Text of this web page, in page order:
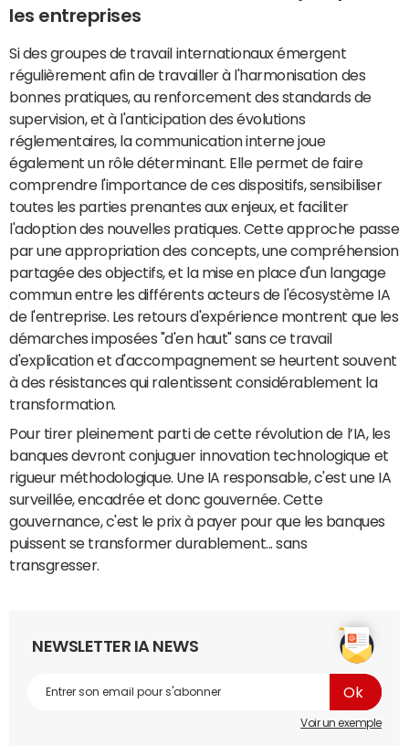
les entreprises
Si des groupes de travail internationaux émergent
régulièrement afin de travailler à l'harmonisation des
bonnes pratiques, au renforcement des standards de
supervision, et à l'anticipation des évolutions
réglementaires, la communication interne joue
également un rôle déterminant. Elle permet de faire
comprendre l'importance de ces dispositifs, sensibiliser
toutes les parties prenantes aux enjeux, et faciliter
l'adoption des nouvelles pratiques. Cette approche passe
par une appropriation des concepts, une compréhension
partagée des objectifs, et la mise en place d'un langage
commun entre les différents acteurs de l'écosystème IA
de l'entreprise. Les retours d'expérience montrent que les
démarches imposées "d'en haut" sans ce travail
d'explication et d'accompagnement se heurtent souvent
à des résistances qui ralentissent considérablement la
transformation.
Pour tirer pleinement parti de cette révolution de l’IA, les
banques devront conjuguer innovation technologique et
rigueur méthodologique. Une IA responsable, c'est une IA
surveillée, encadrée et donc gouvernée. Cette
gouvernance, c'est le prix à payer pour que les banques
puissent se transformer durablement... sans
transgresser.
NEWSLETTER IA NEWS
Voir un exemple